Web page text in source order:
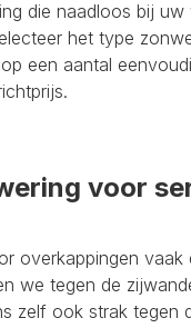
die naadloos bij uw
het type
een aantal
voor
overkappingen vaak
we tegen de
zelf ook strak tegen